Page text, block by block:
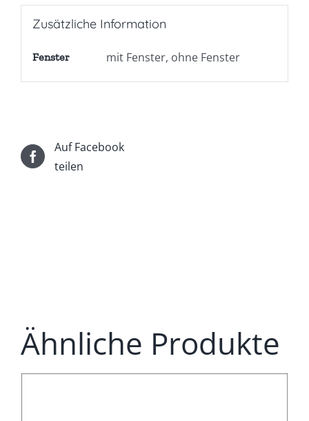
Zusätzliche Information
Fenster mit Fenster, ohne Fenster
Auf Facebook
teilen
Ähnliche Produkte